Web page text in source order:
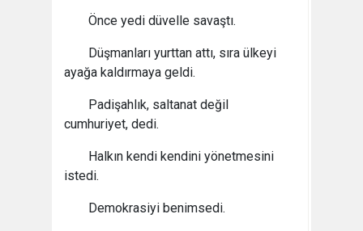
Önce yedi düvelle savaştı.
Düşmanları yurttan attı, sıra ülkeyi
ayağa kaldırmaya geldi.
Padişahlık, saltanat değil
cumhuriyet, dedi.
Halkın kendi kendini yönetmesini
istedi.
Demokrasiyi benimsedi.